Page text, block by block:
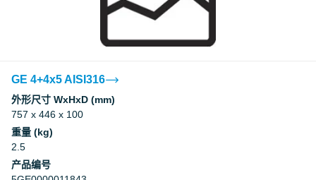
GE 4+4x5 AISI316
外形尺寸 WxHxD (mm)
757 x 446 x 100
重量 (kg)
2.5
产品编号